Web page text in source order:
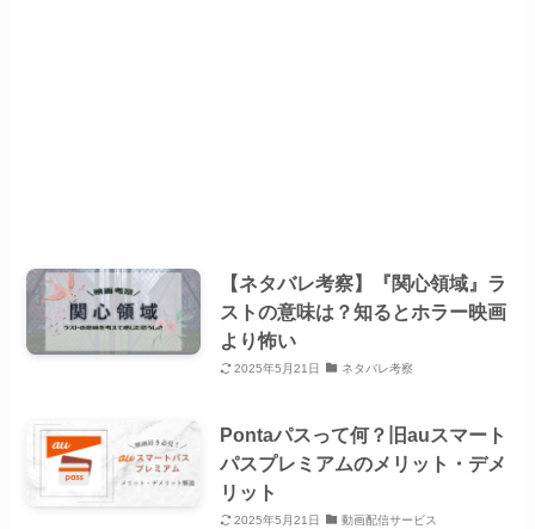
【ネタバレ考察】『関心領域』ラ
ストの意味は？知るとホラー映画
より怖い
2025年5月21日 ネタバレ考察
Pontaパスって何？旧auスマート
パスプレミアムのメリット・デメ
リット
2025年5月21日 動画配信サービス